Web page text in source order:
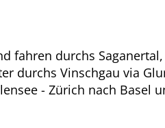
fahren durchs
durchs Vinschgau via
- Zürich nach Basel